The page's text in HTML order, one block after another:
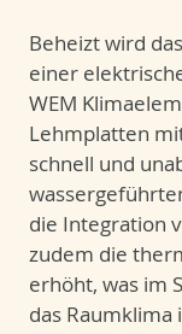
Beheizt wird
einer
WEM
Lehmplatten
schnell und
die Integration
zudem die
erhöht, was im
das Raumklima